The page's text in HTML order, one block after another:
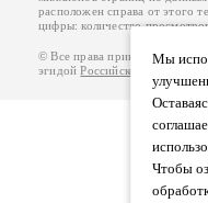
Мы
Чтобы
расположен справа от этого
цифры: количество
© Все права принадлежат
эгидойРоссийского союза